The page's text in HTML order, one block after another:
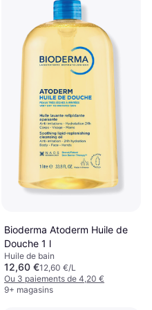
Bioderma Atoderm Huile de
Douche 1 l
Huile de bain
12,60 €12,60 €/L
Ou 3 paiements de 4,20 €
9+ magasins